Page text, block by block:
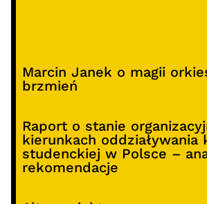
Marcin Janek o magii
brzmień
Raport o stanie
kierunkach oddziaływania
studenckiej w Polsce –
rekomendacje